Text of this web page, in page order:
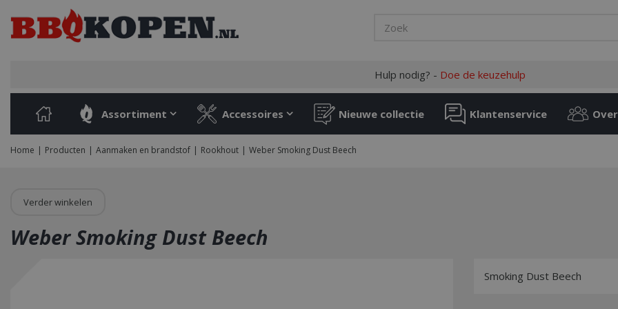
naar
content
Home Producten Aanmaken en brandstof Rookhout Weber Smoking Dust Beech
Hulp nodig? - Doe de keuzehulp
Assortiment Accessoires Nieuwe collectie Klantenservice
Verder winkelen
Weber Smoking Dust Beech
Smoking Dust Beech